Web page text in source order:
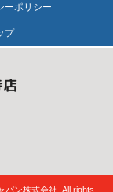
ーポリシー
プ
パン株式会社. All rights